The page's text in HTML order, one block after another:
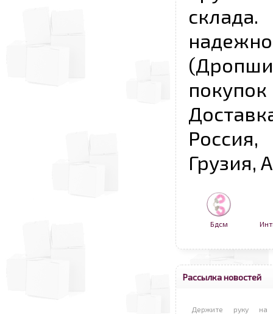
Грузия,
Бдсм
Рассылка новостей
Держите руку на